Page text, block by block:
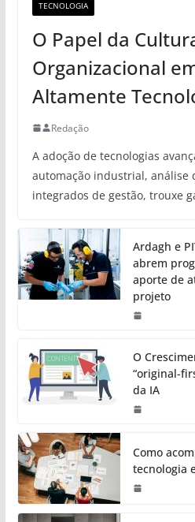
TECNOLOGIA
O Papel da
Organizacional
Altamente
Redação
A adoção de tecnologias
automação industrial, análise
integrados de gestão, trouxe
Ardagh e
abrem
aporte de
projeto
O
“original-
da IA
Como
tecnologia